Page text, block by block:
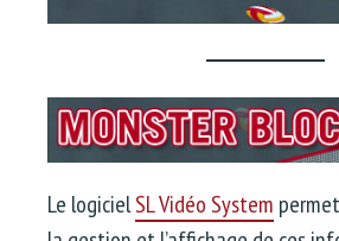
Le logicielSL Vidéo System permet